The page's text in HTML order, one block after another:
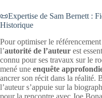
📜Expertise de Sam Bernett :
Historique
Pour optimiser le
l’autorité de l’auteur est
connu pour ses travaux sur le
mené une enquête
ancrer son récit dans la réalité.
l’auteur s’appuie sur la
pour la rencontre avec Joe